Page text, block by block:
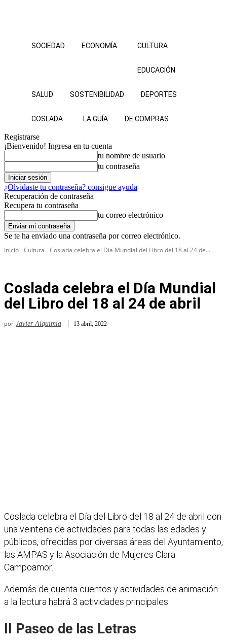
SOCIEDAD ECONOMÍA CULTURA
EDUCACIÓN
SALUD SOSTENIBILIDAD DEPORTES
COSLADA LA GUÍA DE COMPRAS
Registrarse
¡Bienvenido! Ingresa en tu cuenta
tu nombre de usuario
tu contraseña
¿Olvidaste tu contraseña? consigue ayuda
Recuperación de contraseña
Recupera tu contraseña
tu correo electrónico
Se te ha enviado una contraseña por correo electrónico.
Inicio Cultura Coslada celebra el Día Mundial del Libro del 18 al 24 de...
Coslada celebra el Día Mundial
del Libro del 18 al 24 de abril
por Javier Alquimia 13 abril, 2022
Coslada celebra el Día del Libro del 18 al 24 de abril con
una veintena de actividades para todas las edades y
públicos, ofrecidas por diversas áreas del Ayuntamiento,
las AMPAS y la Asociación de Mujeres Clara
Campoamor.
Además de cuenta cuentos y actividades de animación
a la lectura habrá 3 actividades principales.
II Paseo de las Letras